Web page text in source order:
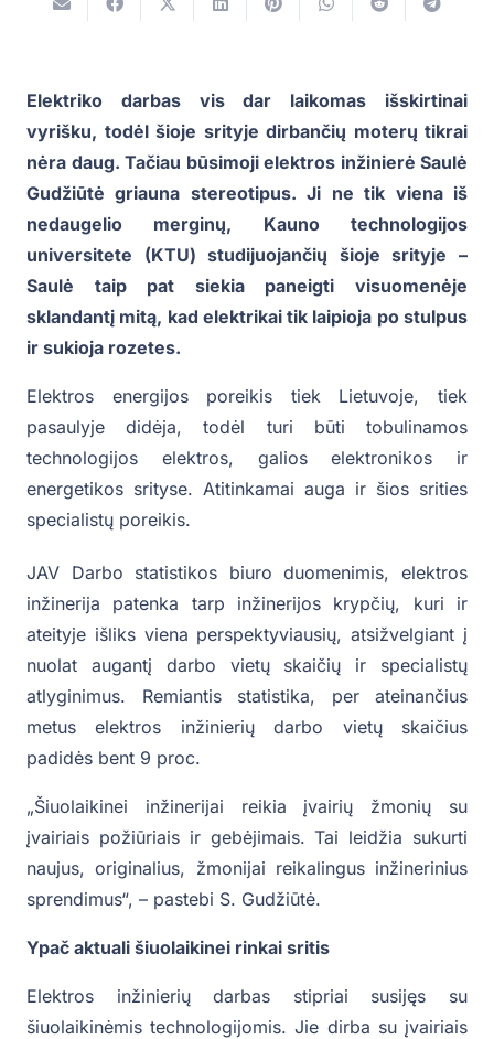
Elektriko darbas vis dar laikomas išskirtinai
vyrišku, todėl šioje srityje dirbančių moterų tikrai
nėra daug. Tačiau būsimoji elektros inžinierė Saulė
Gudžiūtė griauna stereotipus. Ji ne tik viena iš
nedaugelio merginų, Kauno technologijos
universitete (KTU) studijuojančių šioje srityje –
Saulė taip pat siekia paneigti visuomenėje
sklandantį mitą, kad elektrikai tik laipioja po stulpus
ir sukioja rozetes.
Elektros energijos poreikis tiek Lietuvoje, tiek
pasaulyje didėja, todėl turi būti tobulinamos
technologijos elektros, galios elektronikos ir
energetikos srityse. Atitinkamai auga ir šios srities
specialistų poreikis.
JAV Darbo statistikos biuro duomenimis, elektros
inžinerija patenka tarp inžinerijos krypčių, kuri ir
ateityje išliks viena perspektyviausių, atsižvelgiant į
nuolat augantį darbo vietų skaičių ir specialistų
atlyginimus. Remiantis statistika, per ateinančius
metus elektros inžinierių darbo vietų skaičius
padidės bent 9 proc.
„Šiuolaikinei inžinerijai reikia įvairių žmonių su
įvairiais požiūriais ir gebėjimais. Tai leidžia sukurti
naujus, originalius, žmonijai reikalingus inžinerinius
sprendimus“, – pastebi S. Gudžiūtė.
Ypač aktuali šiuolaikinei rinkai sritis
Elektros inžinierių darbas stipriai susijęs su
šiuolaikinėmis technologijomis. Jie dirba su įvairiais